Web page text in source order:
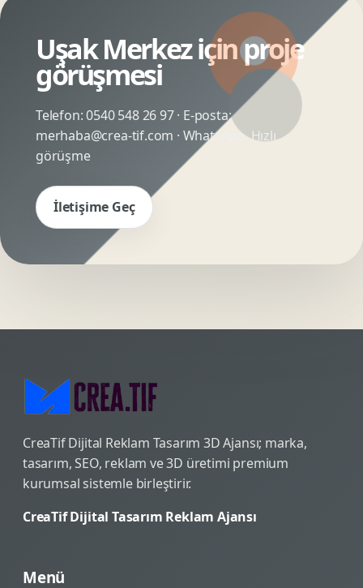
Uşak Merkez için proje
görüşmesi
Telefon:0540 548 26 97· E-posta:
merhaba@crea-tif.com · WhatsApp:Hızlı
görüşme
İletişime Geç
CreaTif Dijital Reklam Tasarım 3D Ajansı; marka,
tasarım, SEO, reklam ve 3D üretimi premium
kurumsal sistemle birleştirir.
CreaTif Dijital Tasarım Reklam Ajansı
Menü